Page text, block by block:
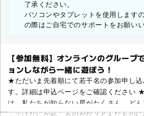
了承ください。
パソコンやタブレットを使用します
の際はご自宅でのサポートをお願いい
【参加無料】オンラインのグループ
ョンしながら一緒に遊ぼう！
★ただいま先着順にて若干名の参加申し込
す。詳細は申込ページをご確認ください
は、私たちが知らない星がたくさん。ど
こではなにが起こるのかな？どんなもの